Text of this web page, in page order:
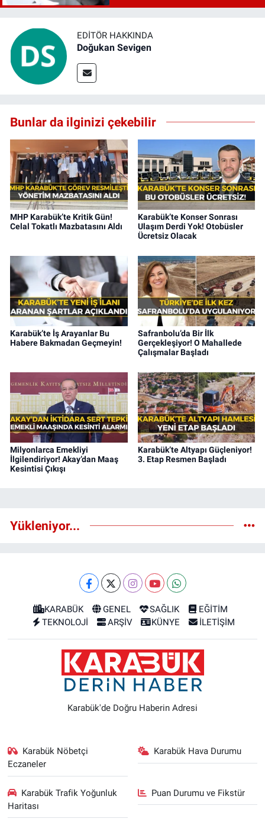
EDITÖR HAKKINDA
Doğukan Sevigen
Bunlar da ilginizi çekebilir
MHP Karabük’te Kritik Gün!
Celal Tokatlı Mazbatasını Aldı
Karabük’te Konser Sonrası
Ulaşım Derdi Yok! Otobüsler
Ücretsiz Olacak
Karabük’te İş Arayanlar Bu
Habere Bakmadan Geçmeyin!
Safranbolu’da Bir İlk
Gerçekleşiyor! O Mahallede
Çalışmalar Başladı
Milyonlarca Emekliyi
İlgilendiriyor! Akay’dan Maaş
Kesintisi Çıkışı
Karabük’te Altyapı Güçleniyor!
3. Etap Resmen Başladı
Yükleniyor...
KARABÜK GENEL SAĞLIK
EĞİTİM
TEKNOLOJİ
ARŞİV KÜNYE İLETİŞİM
Karabük'de Doğru Haberin Adresi
Karabük Nöbetçi
Eczaneler
Karabük Hava Durumu
Karabük Trafik Yoğunluk
Haritası
Puan Durumu ve Fikstür